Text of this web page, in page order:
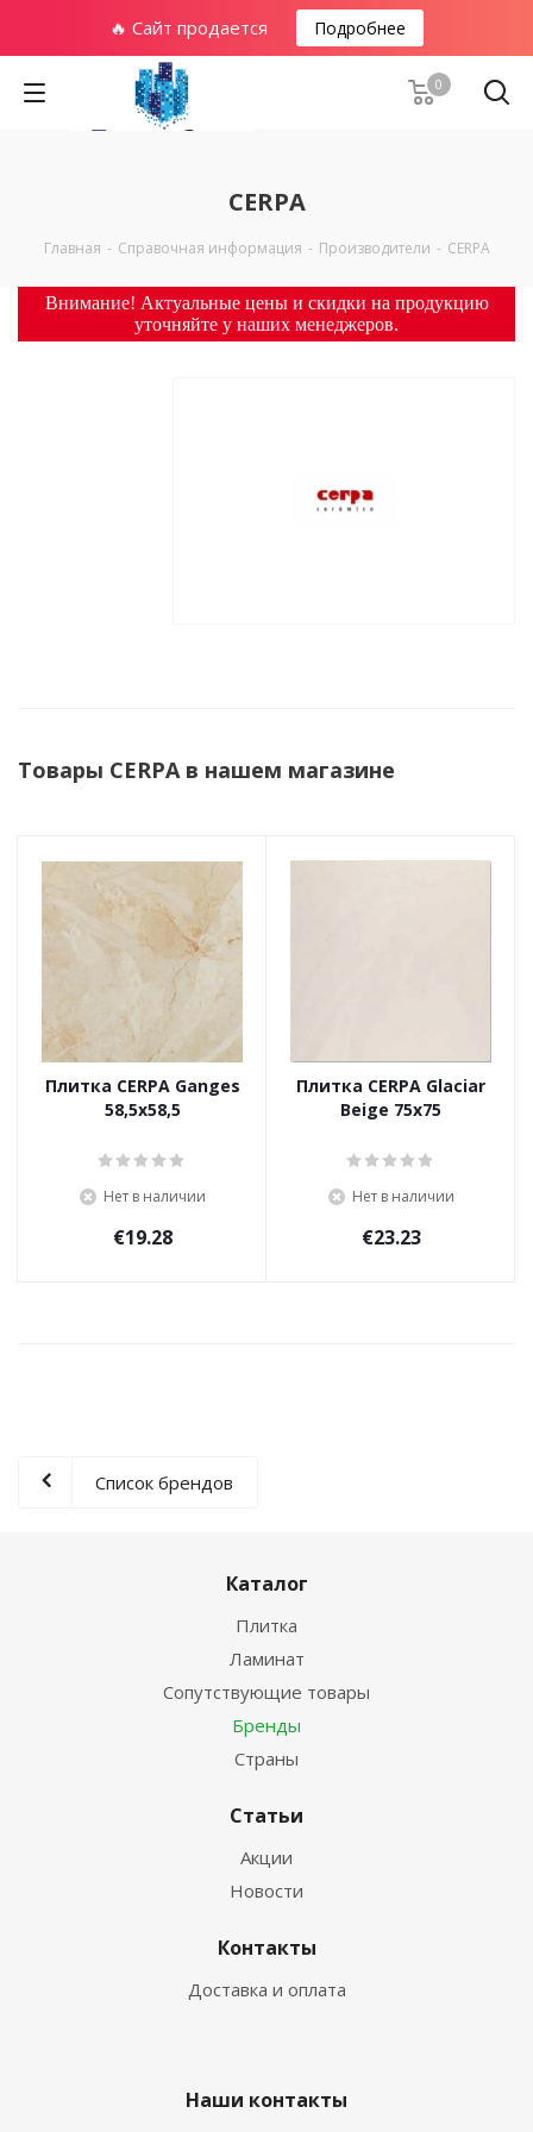
🔥 Сайт продается Подробнее
0
CERPA
Главная - Справочная информация - Производители - CERPA
Внимание! Актуальные цены и скидки на продукцию
уточняйте у наших менеджеров.
Товары CERPA в нашем магазине
Плитка CERPA Ganges
58,5х58,5
Нет в наличии
€19.28
Плитка CERPA Glaciar
Beige 75х75
Нет в наличии
€23.23
Список брендов
Каталог
Плитка
Ламинат
Сопутствующие товары
Бренды
Страны
Статьи
Акции
Новости
Контакты
Доставка и оплата
Наши контакты